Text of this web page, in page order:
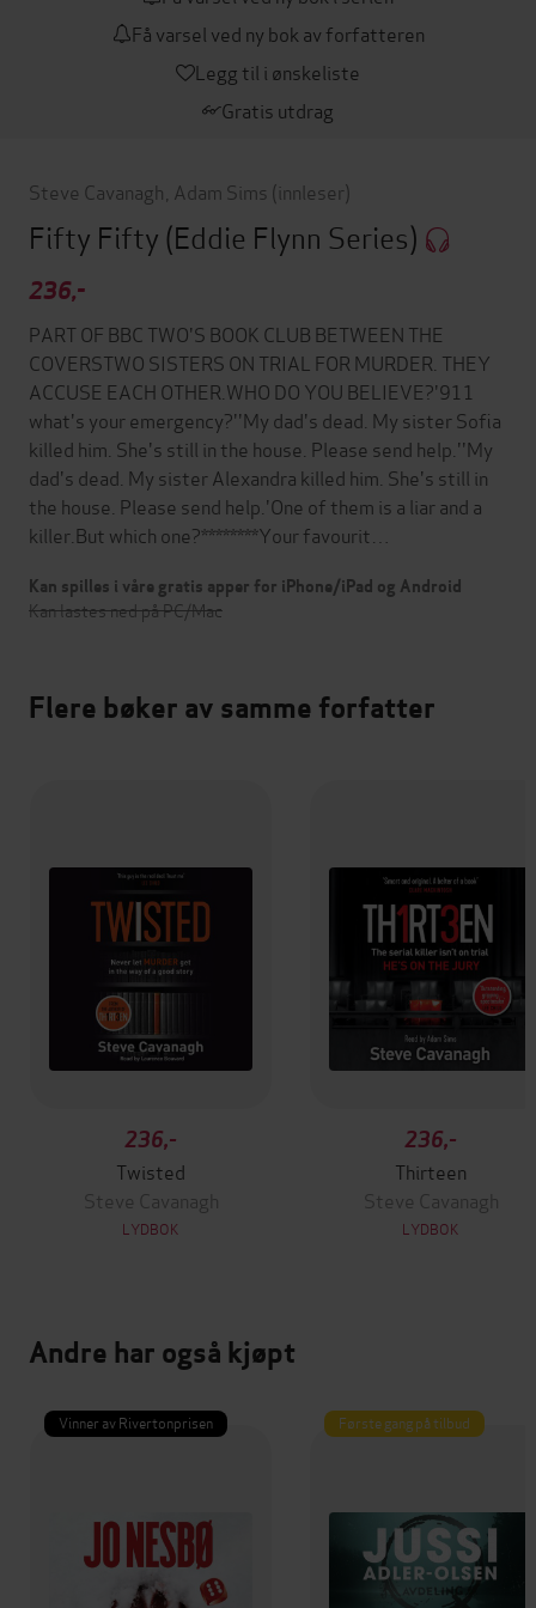
Få varsel ved ny bok av forfatteren
Legg til i ønskeliste
Gratis utdrag
Steve Cavanagh Adam Sims (innleser)
Fifty Fifty (Eddie Flynn Series)
236,-
PART OF BBC TWO'S BOOK CLUB BETWEEN THE
COVERSTWO SISTERS ON TRIAL FOR MURDER. THEY
ACCUSE EACH OTHER.WHO DO YOU BELIEVE?'911
what's your emergency?''My dad's dead. My sister Sofia
killed him. She's still in the house. Please send help.''My
dad's dead. My sister Alexandra killed him. She's still in
the house. Please send help.'One of them is a liar and a
killer.But which one?********Your favourit…
Kan spilles i våre gratis apper for iPhone/iPad og Android
Kan lastes ned på PC/Mac
Flere bøker av samme forfatter
236,-
Twisted
Steve Cavanagh
LYDBOK
236,-
Thirteen
Steve Cavanagh
LYDBOK
Andre har også kjøpt
Vinner av Rivertonprisen Første gang på tilbud